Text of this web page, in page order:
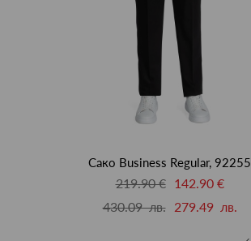
Сако Business Regular, 92255
219.90 €
142.90 €
430.09 лв.
279.49 лв.